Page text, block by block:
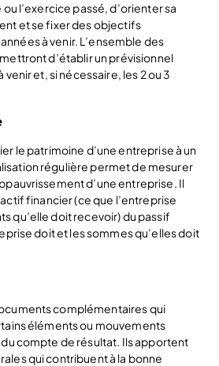
ou l’exercice passé, d’orienter sa
et se fixer des objectifs
à venir. L’ensemble des
d’établir un prévisionnel
venir et, si nécessaire, les 2 ou 3
le patrimoine d’une entreprise à un
régulière permet de mesurer
d’une entreprise. Il
financier (ce que l’entreprise
qu’elle doit recevoir) du passif
doit et les sommes qu’elles doit
complémentaires qui
éléments ou mouvements
compte de résultat. Ils apportent
qui contribuent à la bonne